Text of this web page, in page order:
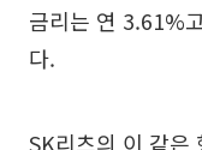
금리는 연 3.61%
다.
SK리츠의 이 같은